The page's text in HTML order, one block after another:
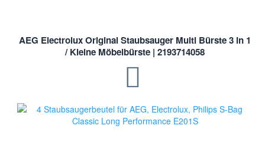
AEG Electrolux Original Staubsauger Multi Bürste 3 in 1
/ Kleine Möbelbürste | 2193714058